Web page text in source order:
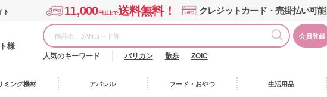
ト 11,000円以上で送料無料！ クレジットカード・売掛払い可能
様
会員登録
人気のキーワード バリカン 散歩 ZOIC
ミング機材 アパレル フード・おやつ 生活用品